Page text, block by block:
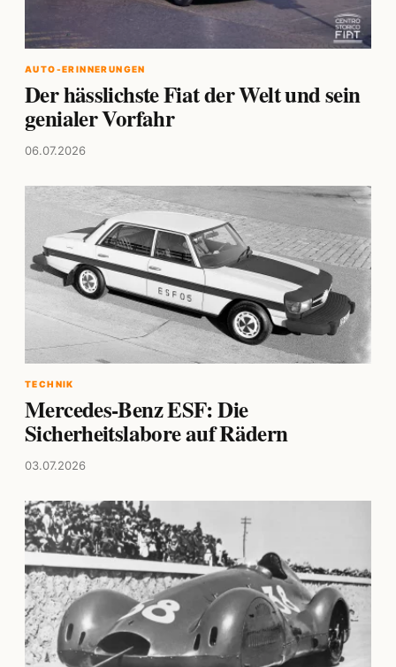
AUTO-ERINNERUNGEN
Der hässlichste Fiat der Welt und sein
genialer Vorfahr
06.07.2026
TECHNIK
Mercedes-Benz ESF: Die
Sicherheitslabore auf Rädern
03.07.2026